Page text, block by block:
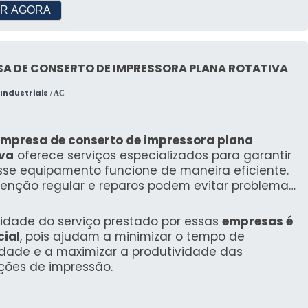
tinta, especialmente em modo de espera. Essa
a laser e a jato de tinta deve considerar não
as despesas operacionais e o retorno sobre o
NA ESCOLHA
a laser, é crucial entender suas necessidades
decidir se a impressora será utilizada em um
cada situação apresenta demandas diferentes.
Para uso comercial, busque modelos que
AGORA
DE CONSERTO DE IMPRESSORA PLANA ROTATIVA
Industriais / AC
de conserto de impressora plana
oferece serviços especializados para garantir
equipamento funcione de maneira eficiente.
regular e reparos podem evitar problemas
do serviço prestado por essasempresas é
, pois ajudam a minimizar o tempo de
e a maximizar a produtividade das
de impressão.